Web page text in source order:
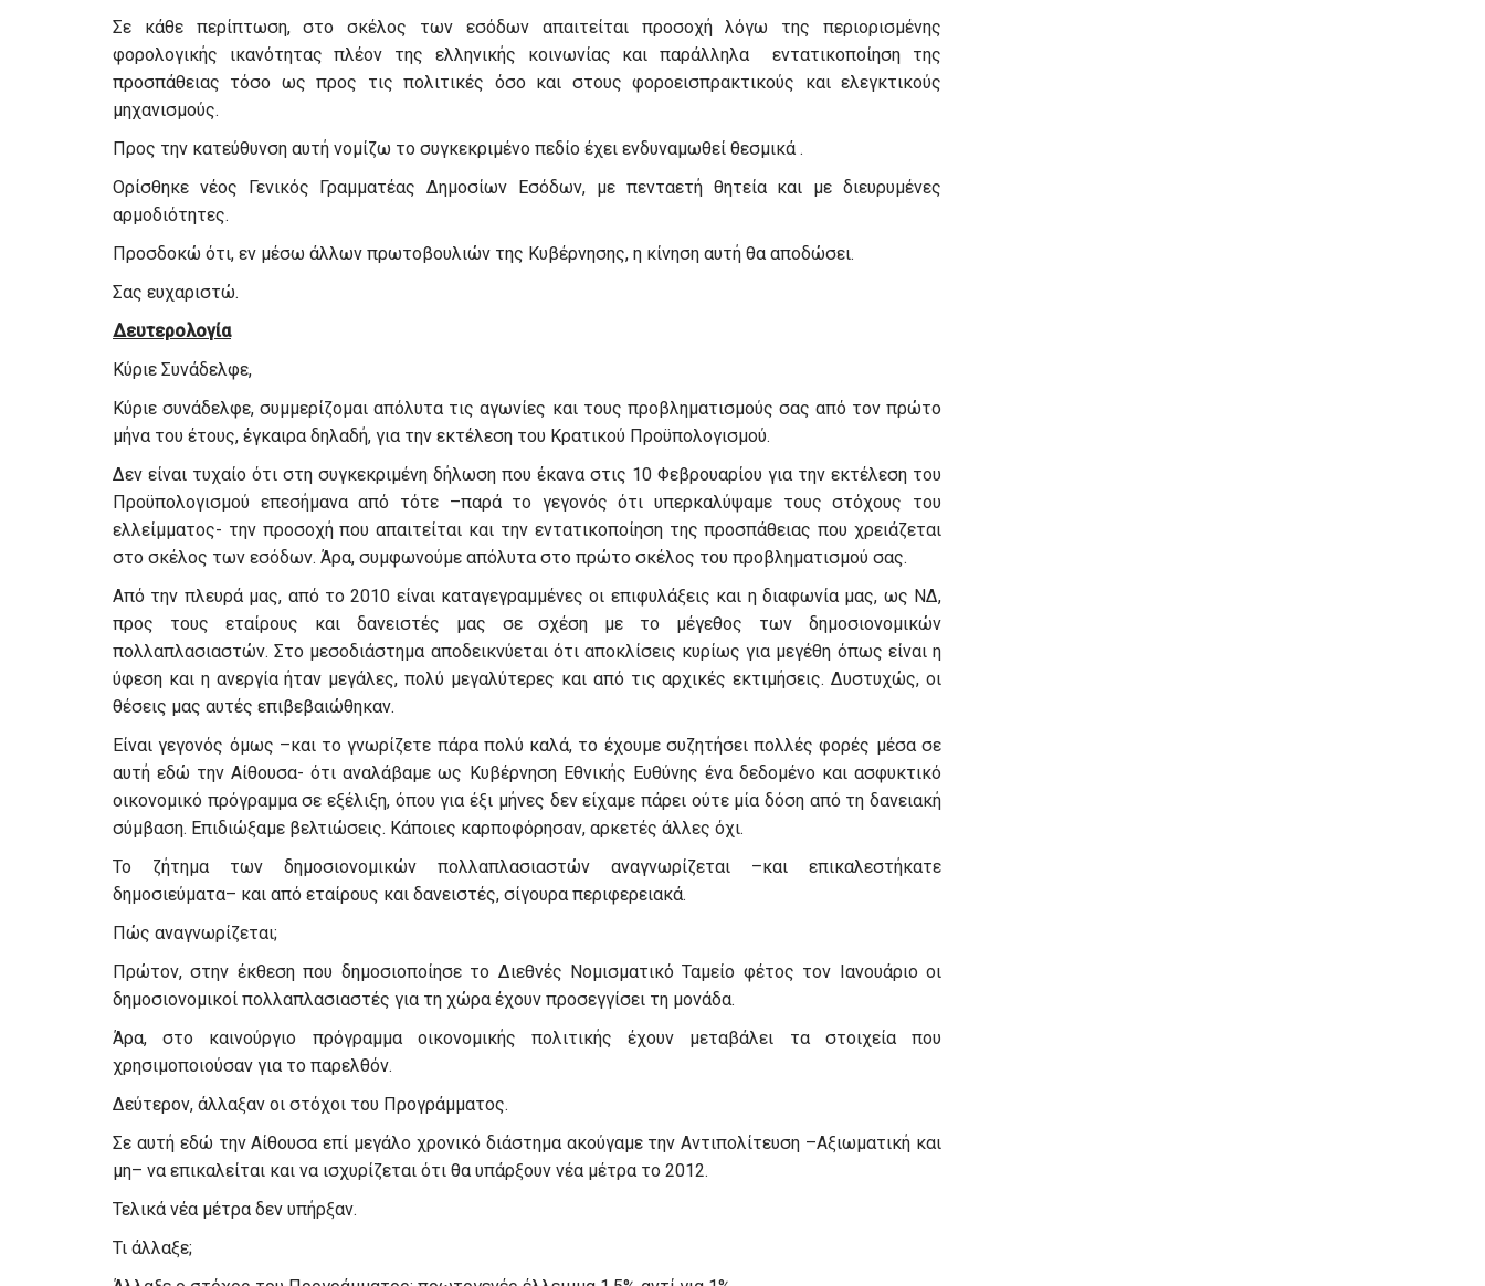
Σε κάθε περίπτωση, στο σκέλος των εσόδων απαιτείται προσοχή λόγω της περιορισμένης
φορολογικής ικανότητας πλέον της ελληνικής κοινωνίας και παράλληλα εντατικοποίηση της
προσπάθειας τόσο ως προς τις πολιτικές όσο και στους φοροεισπρακτικούς και ελεγκτικούς
μηχανισμούς.
Προς την κατεύθυνση αυτή νομίζω το συγκεκριμένο πεδίο έχει ενδυναμωθεί θεσμικά .
Ορίσθηκε νέος Γενικός Γραμματέας Δημοσίων Εσόδων, με πενταετή θητεία και με διευρυμένες
αρμοδιότητες.
Προσδοκώ ότι, εν μέσω άλλων πρωτοβουλιών της Κυβέρνησης, η κίνηση αυτή θα αποδώσει.
Σας ευχαριστώ.
Δευτερολογία
Κύριε Συνάδελφε,
Κύριε συνάδελφε, συμμερίζομαι απόλυτα τις αγωνίες και τους προβληματισμούς σας από τον πρώτο
μήνα του έτους, έγκαιρα δηλαδή, για την εκτέλεση του Κρατικού Προϋπολογισμού.
Δεν είναι τυχαίο ότι στη συγκεκριμένη δήλωση που έκανα στις 10 Φεβρουαρίου για την εκτέλεση του
Προϋπολογισμού επεσήμανα από τότε –παρά το γεγονός ότι υπερκαλύψαμε τους στόχους του
ελλείμματος- την προσοχή που απαιτείται και την εντατικοποίηση της προσπάθειας που χρειάζεται
στο σκέλος των εσόδων. Άρα, συμφωνούμε απόλυτα στο πρώτο σκέλος του προβληματισμού σας.
Από την πλευρά μας, από το 2010 είναι καταγεγραμμένες οι επιφυλάξεις και η διαφωνία μας, ως ΝΔ,
προς τους εταίρους και δανειστές μας σε σχέση με το μέγεθος των δημοσιονομικών
πολλαπλασιαστών. Στο μεσοδιάστημα αποδεικνύεται ότι αποκλίσεις κυρίως για μεγέθη όπως είναι η
ύφεση και η ανεργία ήταν μεγάλες, πολύ μεγαλύτερες και από τις αρχικές εκτιμήσεις. Δυστυχώς, οι
θέσεις μας αυτές επιβεβαιώθηκαν.
Είναι γεγονός όμως –και το γνωρίζετε πάρα πολύ καλά, το έχουμε συζητήσει πολλές φορές μέσα σε
αυτή εδώ την Αίθουσα- ότι αναλάβαμε ως Κυβέρνηση Εθνικής Ευθύνης ένα δεδομένο και ασφυκτικό
οικονομικό πρόγραμμα σε εξέλιξη, όπου για έξι μήνες δεν είχαμε πάρει ούτε μία δόση από τη δανειακή
σύμβαση. Επιδιώξαμε βελτιώσεις. Κάποιες καρποφόρησαν, αρκετές άλλες όχι.
Το ζήτημα των δημοσιονομικών πολλαπλασιαστών αναγνωρίζεται –και επικαλεστήκατε
δημοσιεύματα– και από εταίρους και δανειστές, σίγουρα περιφερειακά.
Πώς αναγνωρίζεται;
Πρώτον, στην έκθεση που δημοσιοποίησε το Διεθνές Νομισματικό Ταμείο φέτος τον Ιανουάριο οι
δημοσιονομικοί πολλαπλασιαστές για τη χώρα έχουν προσεγγίσει τη μονάδα.
Άρα, στο καινούργιο πρόγραμμα οικονομικής πολιτικής έχουν μεταβάλει τα στοιχεία που
χρησιμοποιούσαν για το παρελθόν.
Δεύτερον, άλλαξαν οι στόχοι του Προγράμματος.
Σε αυτή εδώ την Αίθουσα επί μεγάλο χρονικό διάστημα ακούγαμε την Αντιπολίτευση –Αξιωματική και
μη– να επικαλείται και να ισχυρίζεται ότι θα υπάρξουν νέα μέτρα το 2012.
Τελικά νέα μέτρα δεν υπήρξαν.
Τι άλλαξε;